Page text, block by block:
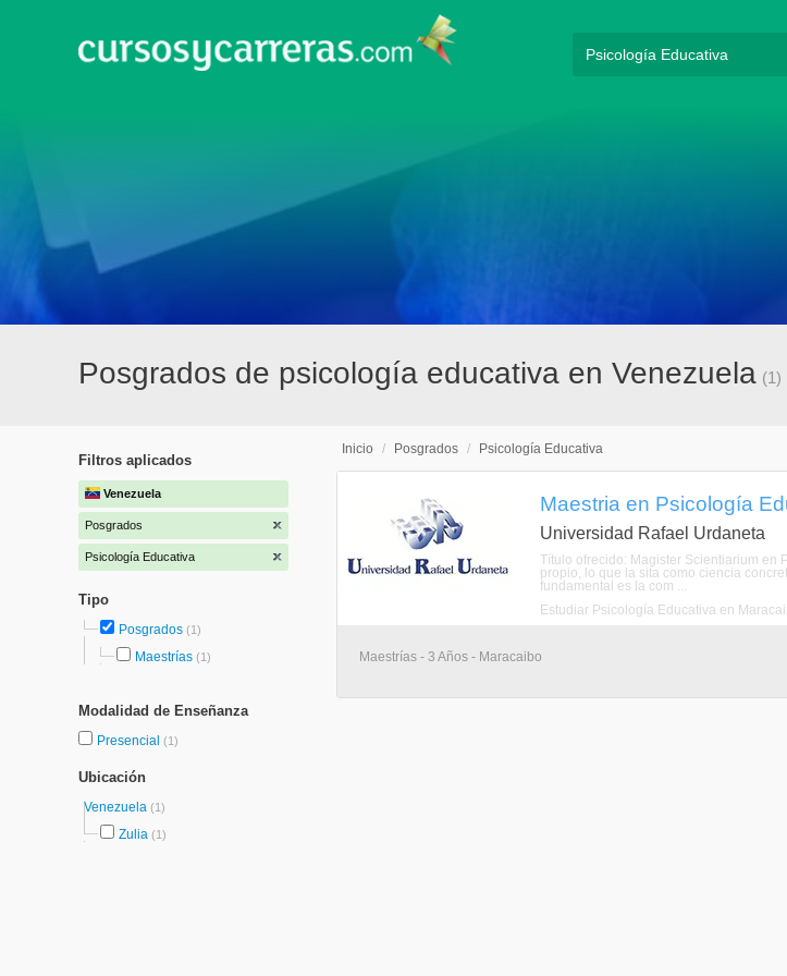
Posgrados de psicología educativa en Venezuela (1)
Filtros aplicados
Venezuela
Posgrados
Psicología Educativa
Tipo
Posgrados (1)
Maestrías (1)
Modalidad de Enseñanza
Presencial (1)
Ubicación
Venezuela (1)
Zulia (1)
Inicio / Posgrados / Psicología Educativa
Maestria en Psicología
Universidad Rafael Urdaneta
Título ofrecido: Magister Scientiarium en
propio, lo que la sita como ciencia
fundamental es la com ...
Estudiar Psicología Educativa en
Maestrías - 3 Años - Maracaibo